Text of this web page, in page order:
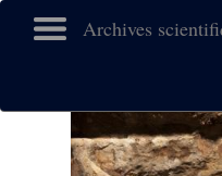
Archives